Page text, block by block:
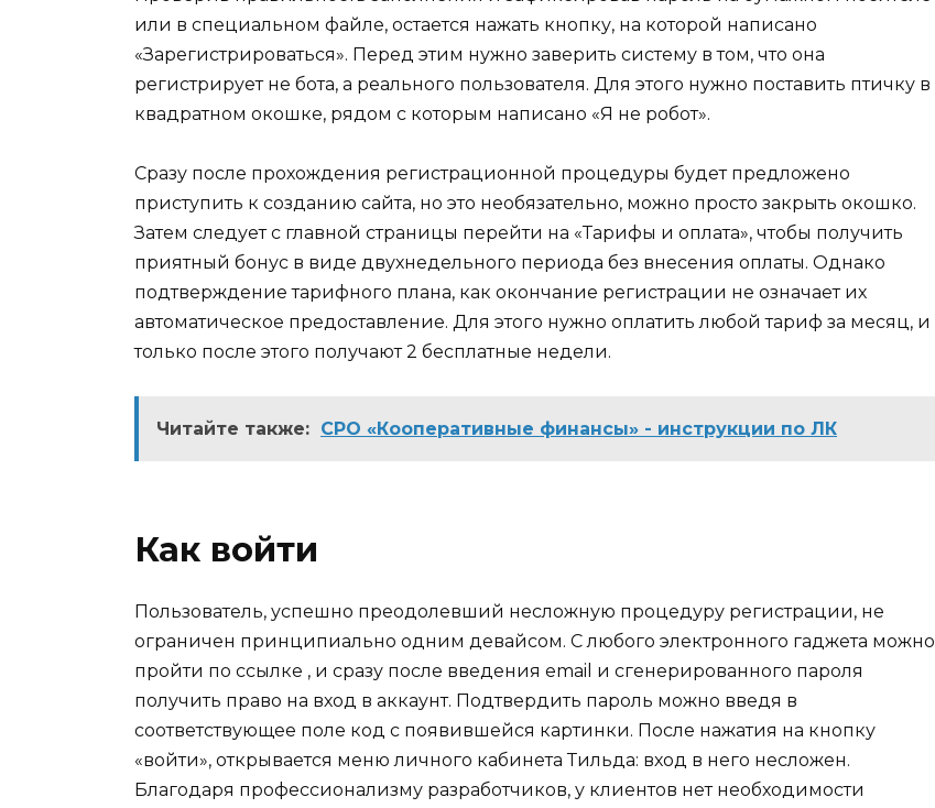
или в специальном файле, остается нажать кнопку, на которой написано
«Зарегистрироваться». Перед этим нужно заверить систему в том, что она
регистрирует не бота, а реального пользователя. Для этого нужно поставить птичку в
квадратном окошке, рядом с которым написано «Я не робот».
Сразу после прохождения регистрационной процедуры будет предложено
приступить к созданию сайта, но это необязательно, можно просто закрыть окошко.
Затем следует с главной страницы перейти на «Тарифы и оплата», чтобы получить
приятный бонус в виде двухнедельного периода без внесения оплаты. Однако
подтверждение тарифного плана, как окончание регистрации не означает их
автоматическое предоставление. Для этого нужно оплатить любой тариф за месяц, и
только после этого получают 2 бесплатные недели.
Читайте также: СРО «Кооперативные финансы» - инструкции по ЛК
Как войти
Пользователь, успешно преодолевший несложную процедуру регистрации, не
ограничен принципиально одним девайсом. С любого электронного гаджета можно
пройти по ссылке , и сразу после введения email и сгенерированного пароля
получить право на вход в аккаунт. Подтвердить пароль можно введя в
соответствующее поле код с появившейся картинки. После нажатия на кнопку
«войти», открывается меню личного кабинета Тильда: вход в него несложен.
Благодаря профессионализму разработчиков, у клиентов нет необходимости